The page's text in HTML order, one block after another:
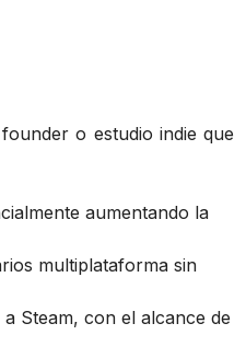
o estudio indie que
aumentando la
multiplataforma sin
Steam, con el alcance de